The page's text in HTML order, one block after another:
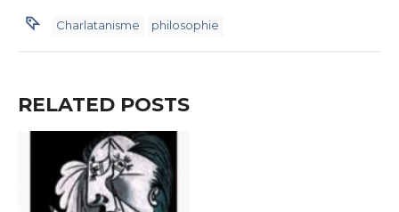
Charlatanisme philosophie
RELATED POSTS